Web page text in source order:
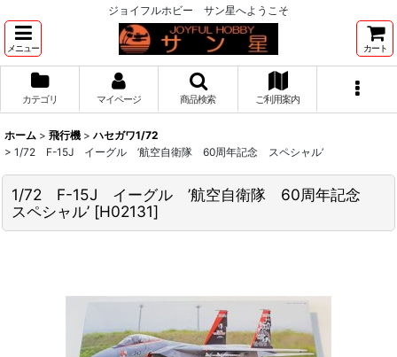
ジョイフルホビー サン星へようこそ
メニュー カート
カテゴリ マイページ 商品検索 ご利用案内
ホーム > 飛行機 > ハセガワ1/72
> 1/72 F-15J イーグル ’航空自衛隊 60周年記念 スペシャル’
1/72 F-15J イーグル ’航空自衛隊 60周年記念
スペシャル’ [H02131]